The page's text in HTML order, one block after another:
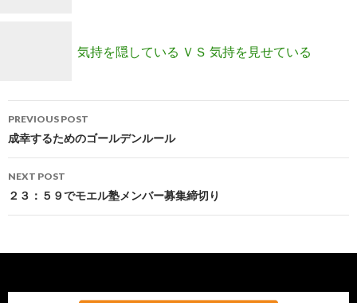
と勉」開催！
気持を隠している ＶＳ 気持を見せている
Post
navigation
PREVIOUS POST
成幸するためのゴールデンルール
NEXT POST
２３：５９でモエル塾メンバー募集締切り